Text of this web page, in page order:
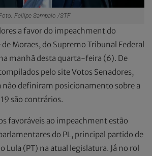
Fellipe Sampaio /STF
a favor do impeachment do
Moraes, do Supremo Tribunal Federal
manhã desta quarta-feira (6). De
pelo site Votos Senadores,
não definiram posicionamento sobre a
são contrários.
favoráveis ao impeachment estão
do PL, principal partido de
Lula (PT) na atual legislatura. Já no rol